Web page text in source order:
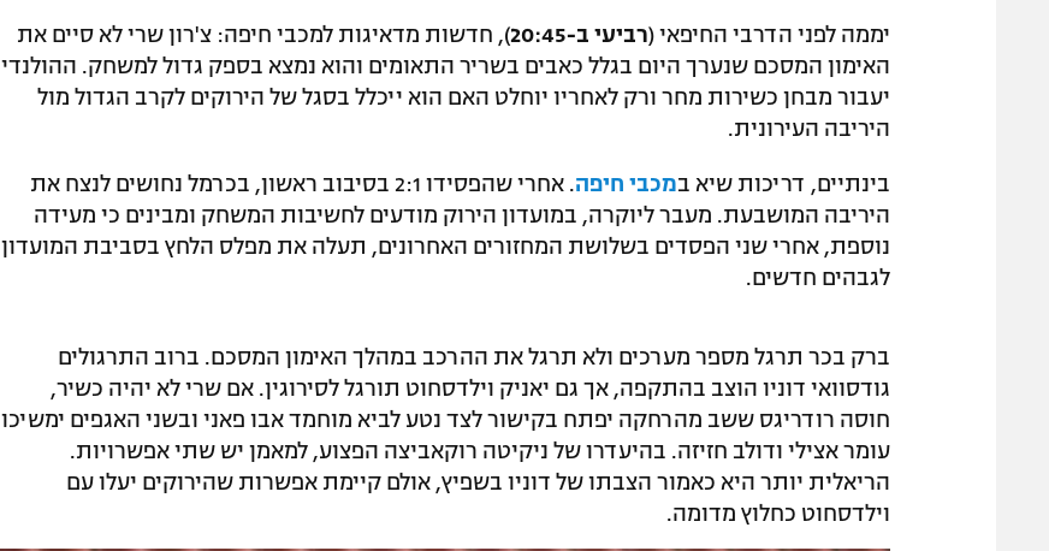
יממה לפני הדרבי החיפאי (רביעי ב-20:45
), חדשות מדאיגות למכבי חיפה: צ'רון שרי לא סיים את
האימון המסכם שנערך היום בגלל כאבים בשריר התאומים והוא נמצא בספק גדול למשחק. ההולנדי
יעבור מבחן כשירות מחר ורק לאחריו יוחלט האם הוא ייכלל בסגל של הירוקים לקרב הגדול מול
היריבה העירונית.
בינתיים, דריכות שיא במכבי חיפה
. אחרי שהפסידו 2:1 בסיבוב ראשון, בכרמל נחושים לנצח את
היריבה המושבעת. מעבר ליוקרה, במועדון הירוק מודעים לחשיבות המשחק ומבינים כי מעידה
נוספת, אחרי שני הפסדים בשלושת המחזורים האחרונים, תעלה את מפלס הלחץ בסביבת המועדון
לגבהים חדשים.
ברק בכר תרגל מספר מערכים ולא תרגל את ההרכב במהלך האימון המסכם. ברוב התרגולים
גודסוואי דוניו הוצב בהתקפה, אך גם יאניק וילדסחוט תורגל לסירוגין. אם שרי לא יהיה כשיר,
חוסה רודריגס ששב מהרחקה יפתח בקישור לצד נטע לביא מוחמד אבו פאני ובשני האגפים ימשיכו
עומר אצילי ודולב חזיזה. בהיעדרו של ניקיטה רוקאביצה הפצוע, למאמן יש שתי אפשרויות.
הריאלית יותר היא כאמור הצבתו של דוניו בשפיץ, אולם קיימת אפשרות שהירוקים יעלו עם
וילדסחוט כחלוץ מדומה.